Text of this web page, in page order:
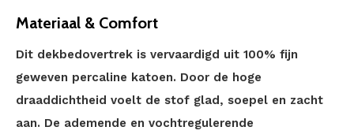
Materiaal & Comfort
Dit dekbedovertrek is vervaardigd uit 100% fijn
geweven percaline katoen. Door de hoge
draaddichtheid voelt de stof glad, soepel en zacht
aan. De ademende en vochtregulerende